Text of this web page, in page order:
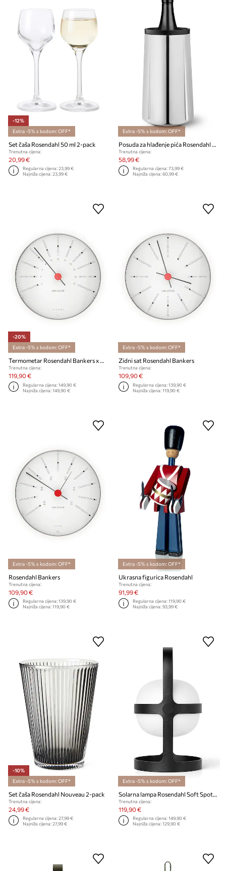
-12%
Extra -5% s kodom: OFF*
Set čaša Rosendahl 50 ml 2-pack
Trenutna cijena:
20,99 €
Regularna cijena:23,99 €
Najniža cijena:23,99 €
Extra -5% s kodom: OFF*
Posuda za hlađenje pića Rosendahl Grand Cru
Trenutna cijena:
58,99 €
Regularna cijena:73,99 €
Najniža cijena:60,99 €
-20%
Extra -5% s kodom: OFF*
Termometar Rosendahl Bankers x Arne Jacobsen
Trenutna cijena:
119,90 €
Regularna cijena:149,90 €
Najniža cijena:149,90 €
Extra -5% s kodom: OFF*
Zidni sat Rosendahl Bankers
Trenutna cijena:
109,90 €
Regularna cijena:139,90 €
Najniža cijena:119,90 €
Extra -5% s kodom: OFF*
Rosendahl Bankers
Trenutna cijena:
109,90 €
Regularna cijena:139,90 €
Najniža cijena:119,90 €
Extra -5% s kodom: OFF*
Ukrasna figurica Rosendahl
Trenutna cijena:
91,99 €
Regularna cijena:119,90 €
Najniža cijena:93,99 €
-10%
Extra -5% s kodom: OFF*
Set čaša Rosendahl Nouveau 2-pack
Trenutna cijena:
24,99 €
Regularna cijena:27,99 €
Najniža cijena:27,99 €
Extra -5% s kodom: OFF*
Trenutna cijena:
119,90 €
Regularna cijena:149,90 €
Najniža cijena:129,90 €